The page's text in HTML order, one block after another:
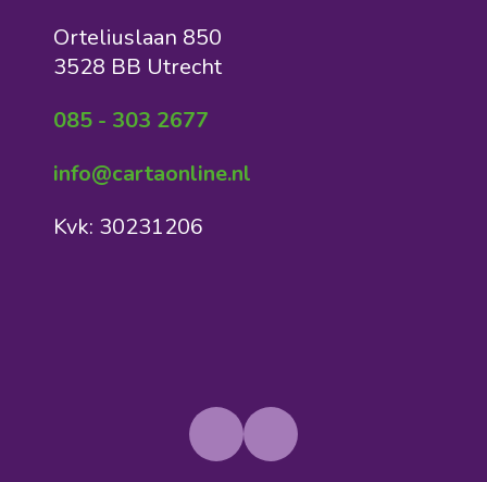
Orteliuslaan 850
3528 BB Utrecht
085 - 303 2677
info@cartaonline.nl
Kvk: 30231206